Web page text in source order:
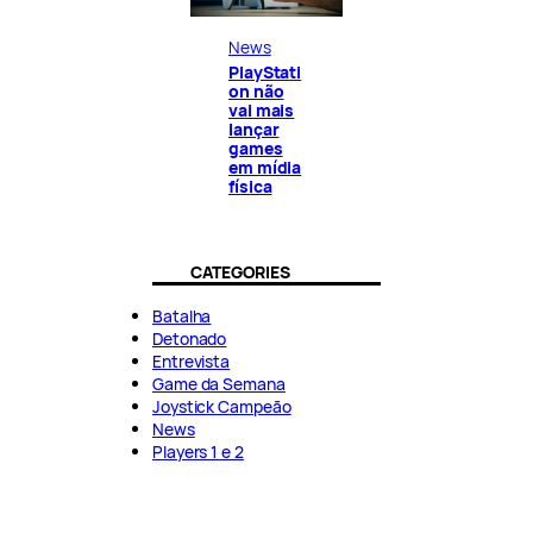
News
PlayStati
on não
vai mais
lançar
games
em mídia
física
CATEGORIES
Batalha
Detonado
Entrevista
Game da Semana
Joystick Campeão
News
Players 1 e 2